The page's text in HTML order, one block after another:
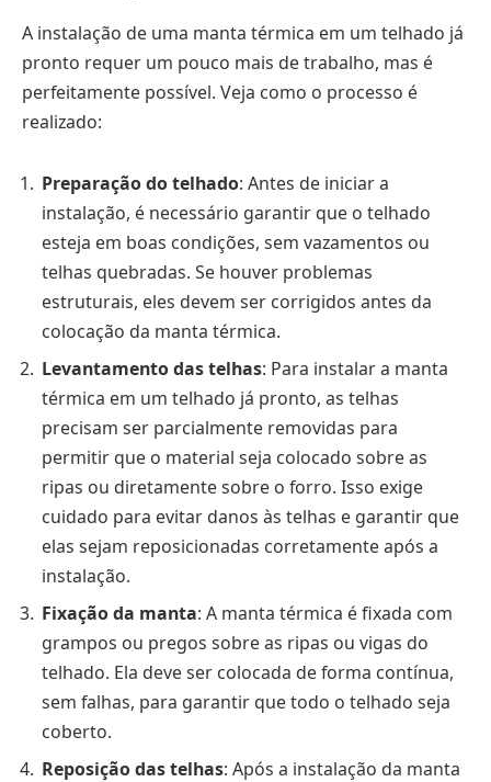
A instalação de uma manta térmica em um telhado já
pronto requer um pouco mais de trabalho, mas é
perfeitamente possível. Veja como o processo é
realizado:
Preparação do telhado: Antes de iniciar a
instalação, é necessário garantir que o telhado
esteja em boas condições, sem vazamentos ou
telhas quebradas. Se houver problemas
estruturais, eles devem ser corrigidos antes da
colocação da manta térmica.
Levantamento das telhas: Para instalar a manta
térmica em um telhado já pronto, as telhas
precisam ser parcialmente removidas para
permitir que o material seja colocado sobre as
ripas ou diretamente sobre o forro. Isso exige
cuidado para evitar danos às telhas e garantir que
elas sejam reposicionadas corretamente após a
instalação.
Fixação da manta: A manta térmica é fixada com
grampos ou pregos sobre as ripas ou vigas do
telhado. Ela deve ser colocada de forma contínua,
sem falhas, para garantir que todo o telhado seja
coberto.
Reposição das telhas: Após a instalação da manta